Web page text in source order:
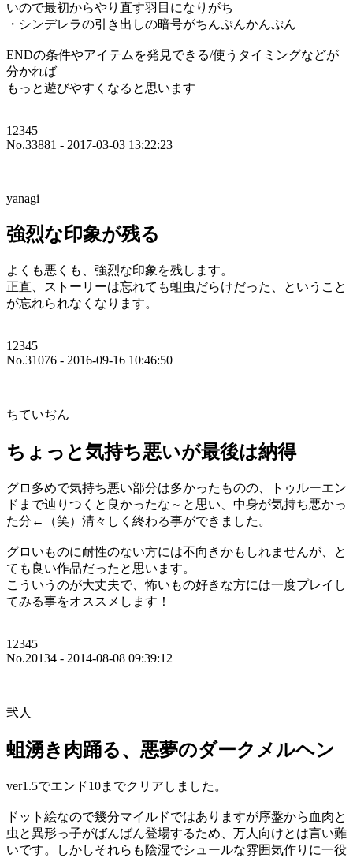
いので最初からやり直す羽目になりがち
・シンデレラの引き出しの暗号がちんぷんかんぷん
ENDの条件やアイテムを発見できる/使うタイミングなどが
分かれば
もっと遊びやすくなると思います
12345
No.33881 - 2017-03-03 13:22:23
yanagi
強烈な印象が残る
よくも悪くも、強烈な印象を残します。
正直、ストーリーは忘れても蛆虫だらけだった、ということ
が忘れられなくなります。
12345
No.31076 - 2016-09-16 10:46:50
ちていぢん
ちょっと気持ち悪いが最後は納得
グロ多めで気持ち悪い部分は多かったものの、トゥルーエン
ドまで辿りつくと良かったな～と思い、中身が気持ち悪かっ
た分←（笑）清々しく終わる事ができました。
グロいものに耐性のない方には不向きかもしれませんが、と
ても良い作品だったと思います。
こういうのが大丈夫で、怖いもの好きな方には一度プレイし
てみる事をオススメします！
12345
No.20134 - 2014-08-08 09:39:12
弐人
蛆湧き肉踊る、悪夢のダークメルヘン
ver1.5でエンド10までクリアしました。
ドット絵なので幾分マイルドではありますが序盤から血肉と
虫と異形っ子がばんばん登場するため、万人向けとは言い難
いです。しかしそれらも陰湿でシュールな雰囲気作りに一役